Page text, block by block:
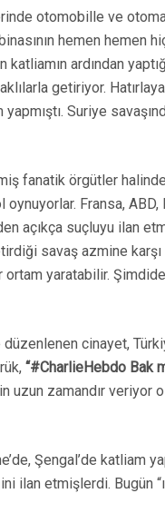
otomobille ve
hemen hemen
ardından
getiriyor.
Suriye
fanatik örgütler
Fransa, ABD,
açıkça suçluyu ilan
savaş azmine
yaratabilir.
düzenlenen cinayet,
“#CharlieHebdo Bak
uzun zamandır veriyor
Şengal’de katliam
ilan etmişlerdi. Bugün